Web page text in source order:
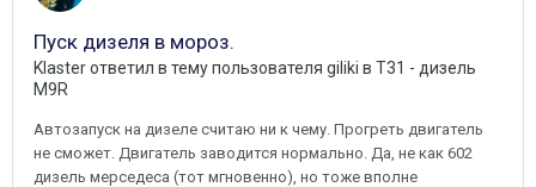
Пуск дизеля в мороз.
Klasterответил в тему пользователя giliki в T31 - дизель
M9R
Автозапуск на дизеле считаю ни к чему. Прогреть двигатель
не сможет. Двигатель заводится нормально. Да, не как 602
дизель мерседеса (тот мгновенно), но тоже вполне